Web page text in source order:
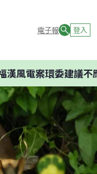
電子報 登入
委建議不應開發